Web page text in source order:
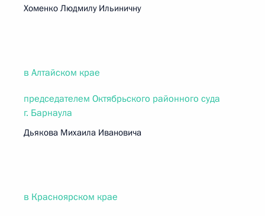
Хоменко Людмилу Ильиничну
в Алтайском крае
председателем Октябрьского районного суда
г. Барнаула
Дьякова Михаила Ивановича
в Красноярском крае